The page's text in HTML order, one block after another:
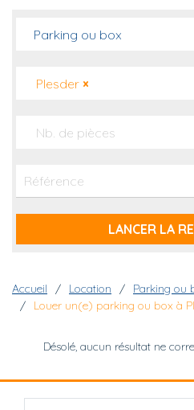
Parking ou box
×
Plesder
Nb. de pièces
Fil d'Ariane
Accueil Location
Parking ou
Louer un(e) parking ou box à
Désolé, aucun résultat ne